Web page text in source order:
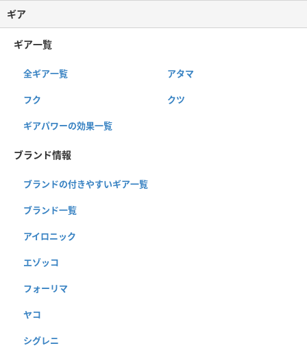
ギア
ギア一覧
全ギア一覧 アタマ
フク クツ
ギアパワーの効果一覧
ブランド情報
ブランドの付きやすいギア一覧
ブランド一覧
アイロニック
エゾッコ
フォーリマ
ヤコ
シグレニ